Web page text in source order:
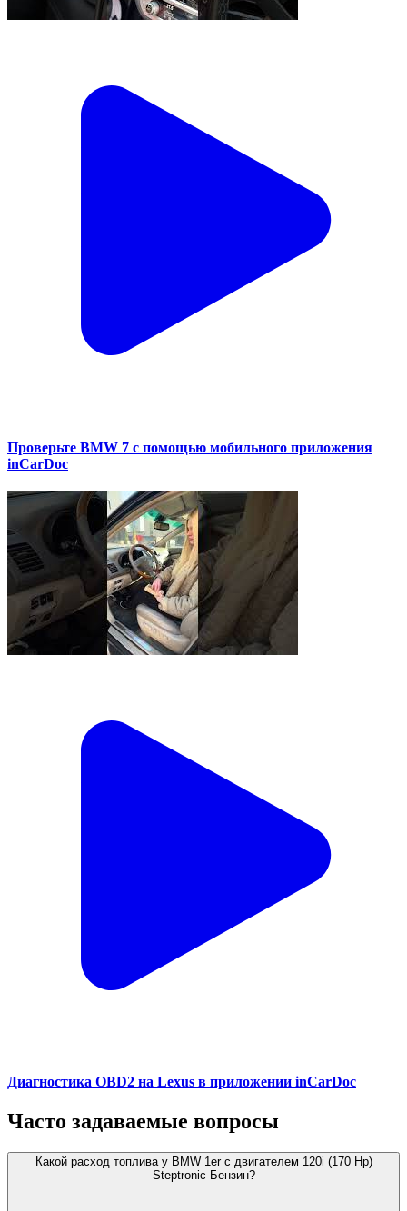
Проверьте BMW 7 с помощью мобильного приложения
inCarDoc
Диагностика OBD2 на Lexus в приложении inCarDoc
Часто задаваемые вопросы
Какой расход топлива у BMW 1er с двигателем 120i (170 Hp)
Steptronic Бензин?